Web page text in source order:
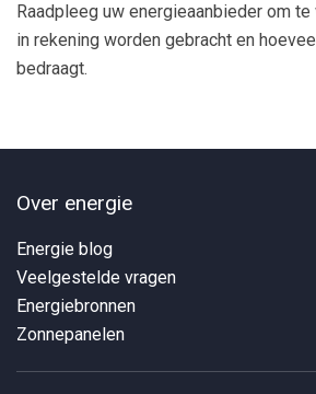
Raadpleeg uw energieaanbieder om
in rekening worden gebracht en
bedraagt.
Over energie
Energie blog
Veelgestelde vragen
Energiebronnen
Zonnepanelen